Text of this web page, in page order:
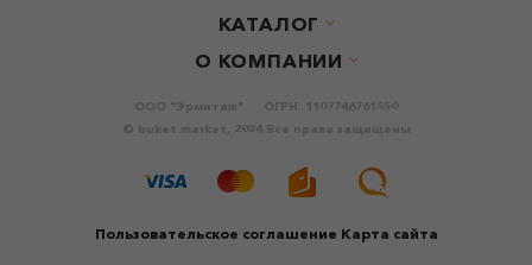
КАТАЛОГ
О КОМПАНИИ
Пользовательское соглашение Карта сайта
ООО "Эрмитаж".
ОГРН: 1107746761550
© buket.market, 2024 Все права защищены